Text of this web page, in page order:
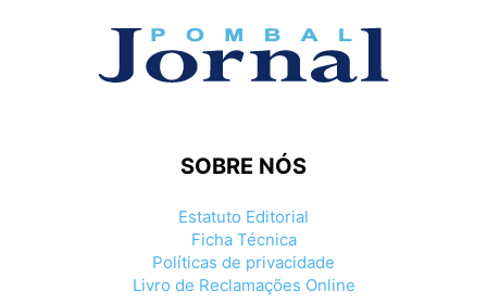
SOBRE NÓS
Estatuto Editorial
Ficha Técnica
Políticas de privacidade
Livro de Reclamações Online